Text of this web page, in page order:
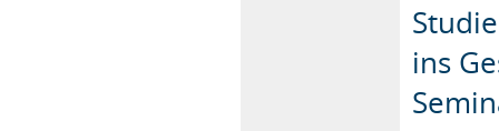
ins